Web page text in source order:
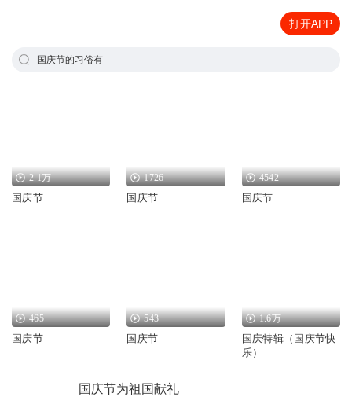
打开APP
国庆节的习俗有
2.1万
国庆节
1726
国庆节
4542
国庆节
465
国庆节
543
国庆节
1.6万
国庆特辑（国庆节快
乐）
国庆节为祖国献礼